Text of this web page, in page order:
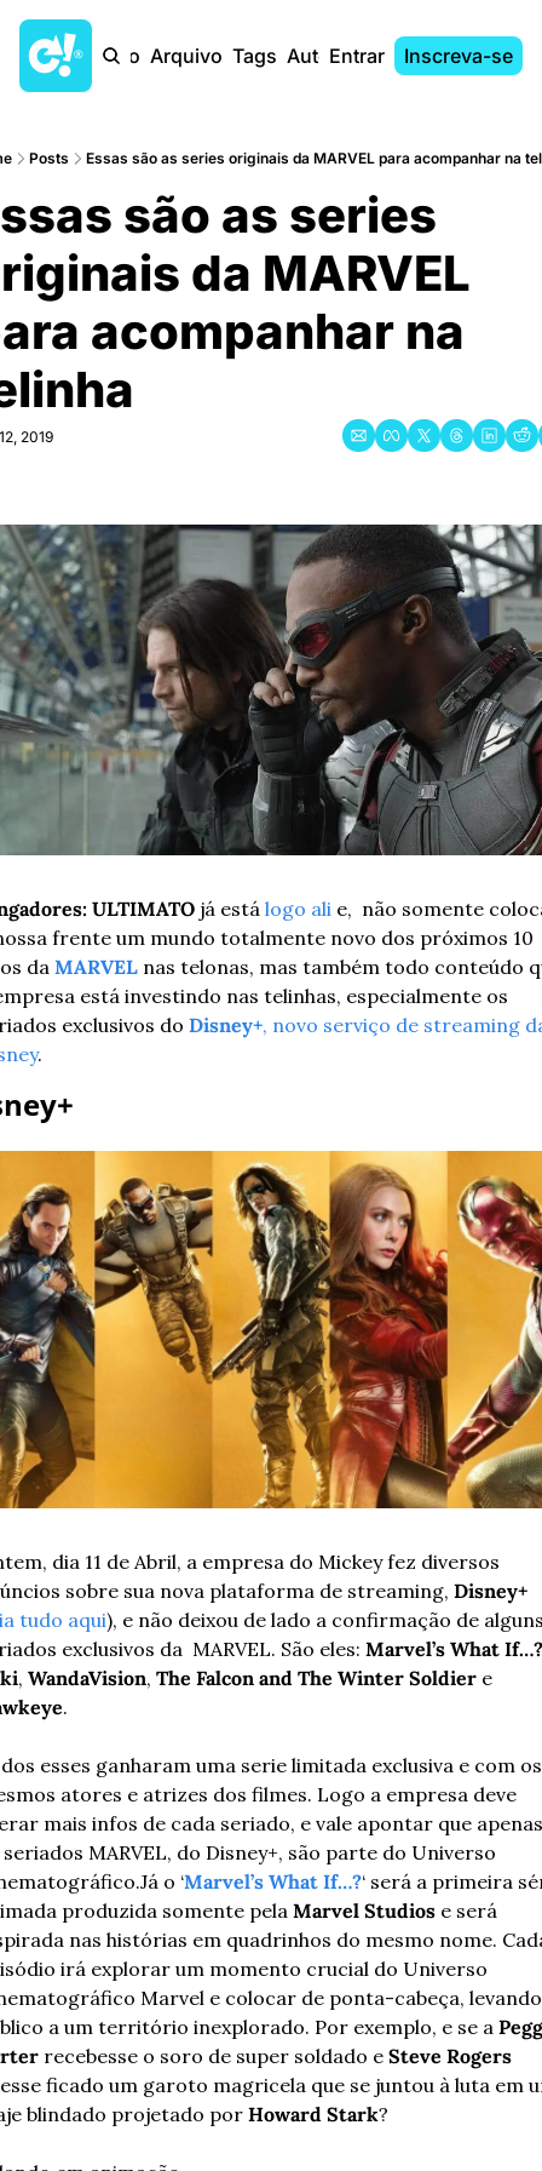
Início Arquivo Tags AutoresEntrar Inscreva-se
Posts Essas são as series originais da MARVEL para acompanhar na
são as series
da MARVEL
acompanhar na
2019
ULTIMATO já está logo ali e,  não somente
frente um mundo totalmente novo dos próximos 10
da MARVEL nas telonas, mas também todo conteúdo
está investindo nas telinhas, especialmente os
exclusivos do Disney+, novo serviço de streaming
.
dia 11 de Abril, a empresa do Mickey fez diversos
sobre sua nova plataforma de streaming,
tudo aqui), e não deixou de lado a confirmação de
exclusivos da  MARVEL. São eles: Marvel’s What If…?
, WandaVision, The Falcon and The Winter Soldier
.
esses ganharam uma serie limitada exclusiva e com os
atores e atrizes dos filmes. Logo a empresa deve
mais infos de cada seriado, e vale apontar que apenas
MARVEL, do Disney+, são parte do Universo
Já o ‘Marvel’s What If…?‘ será a primeira
produzida somente pela Marvel Studios e será
nas histórias em quadrinhos do mesmo nome.
irá explorar um momento crucial do Universo
Marvel e colocar de ponta-cabeça,
a um território inexplorado. Por exemplo, e se a
recebesse o soro de super soldado e Steve Rogers
ficado um garoto magricela que se juntou à luta em
blindado projetado por Howard Stark?